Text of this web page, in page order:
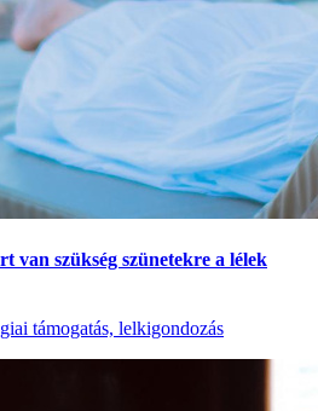
van szükség szünetekre a lélek
támogatás, lelkigondozás